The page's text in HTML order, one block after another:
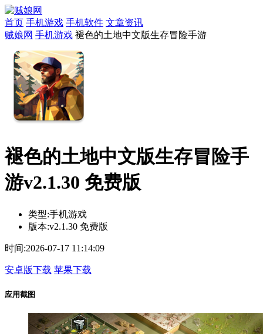
首页 手机游戏 手机软件 文章资讯
贼娘网 手机游戏 褪色的土地中文版生存冒险手游
褪色的土地中文版生存冒险手
游v2.1.30 免费版
类型:手机游戏
版本:v2.1.30 免费版
时间:2026-07-17 11:14:09
安卓版下载 苹果下载
应用截图